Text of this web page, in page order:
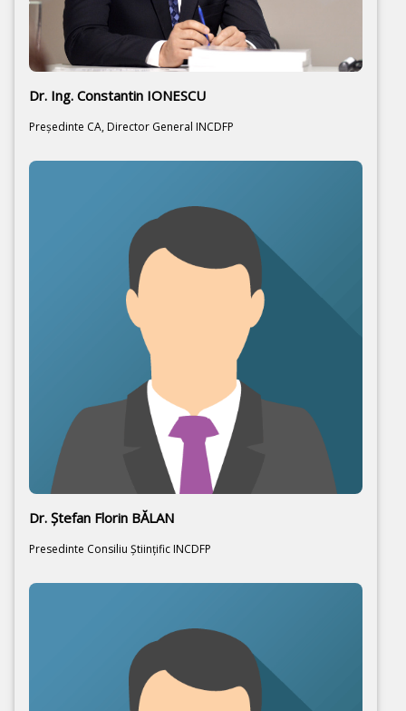
Dr. Ing. Constantin IONESCU
Preşedinte CA, Director General INCDFP
Dr. Ştefan Florin BĂLAN
Presedinte Consiliu Ştiinţific INCDFP